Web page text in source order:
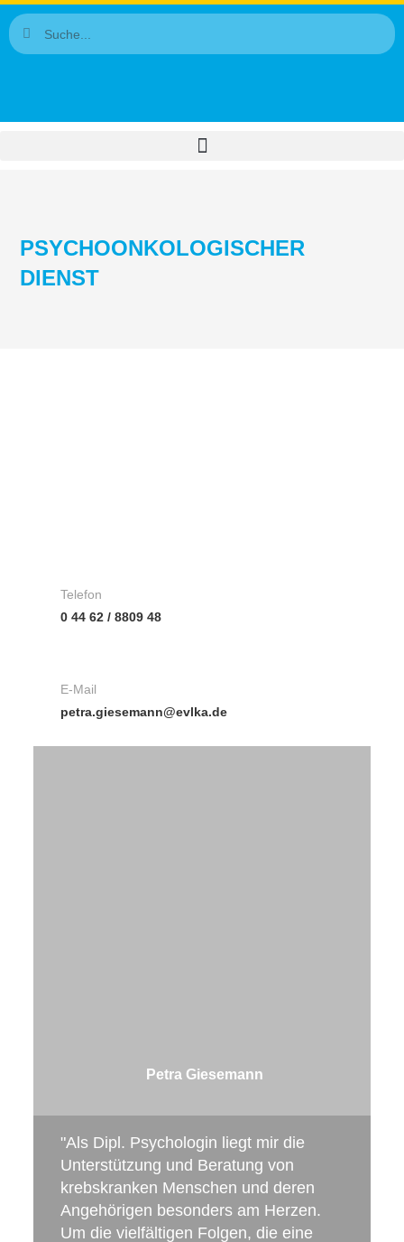
PSYCHOONKOLOGISCHER
DIENST
Telefon
0 44 62 / 8809 48
E-Mail
petra.giesemann@evlka.de
Petra Giesemann
"Als Dipl. Psychologin liegt mir die
Unterstützung und Beratung von
krebskranken Menschen und deren
Angehörigen besonders am Herzen.
Um die vielfältigen Folgen, die eine